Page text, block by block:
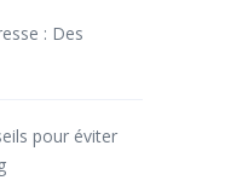
: Des
pour éviter